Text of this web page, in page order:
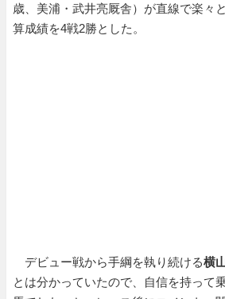
歳、美浦・武井亮厩舎）が直線で楽々
算成績を4戦2勝とした。
デビュー戦から手綱を執り続ける横
とは分かっていたので、自信を持って